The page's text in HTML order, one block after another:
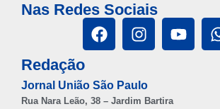
Nas Redes Sociais
Redação
Jornal União São Paulo
Rua Nara Leão, 38 – Jardim Bartira